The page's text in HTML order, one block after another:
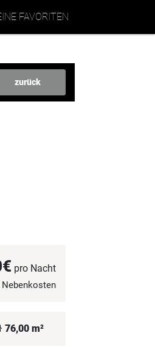
FAVORITEN
zurück
pro Nacht
Nebenkosten
76,00 m²